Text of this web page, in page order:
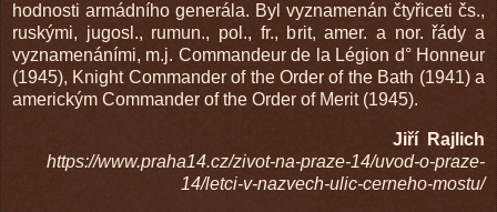
hodnosti armádního generála. Byl vyznamenán čtyřiceti čs.,
ruskými, jugosl., rumun., pol., fr., brit, amer. a nor. řády a
vyznamenáními, m.j. Commandeur de la Légion d° Honneur
(1945), Knight Commander of the Order of the Bath (1941) a
americkým Commander of the Order of Merit (1945).
Jiří Rajlich
https://www.praha14.cz/zivot-na-praze-14/uvod-o-praze-
14/letci-v-nazvech-ulic-cerneho-mostu/